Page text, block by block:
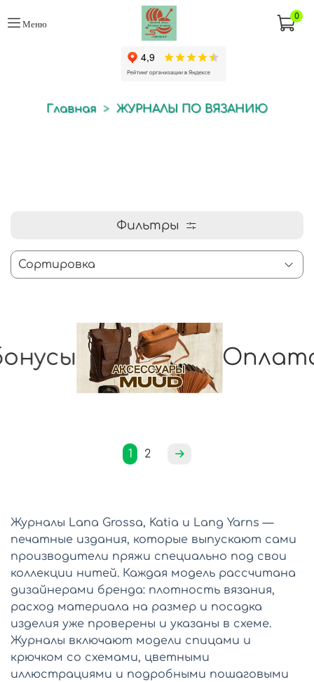
Меню
0
Главная ЖУРНАЛЫ ПО ВЯЗАНИЮ
Фильтры
Оплата
1 2
Журналы Lana Grossa, Katia и Lang Yarns —
печатные издания, которые выпускают сами
производители пряжи специально под свои
коллекции нитей. Каждая модель рассчитана
дизайнерами бренда: плотность вязания,
расход материала на размер и посадка
изделия уже проверены и указаны в схеме.
Журналы включают модели спицами и
крючком со схемами, цветными
иллюстрациями и подробными пошаговыми